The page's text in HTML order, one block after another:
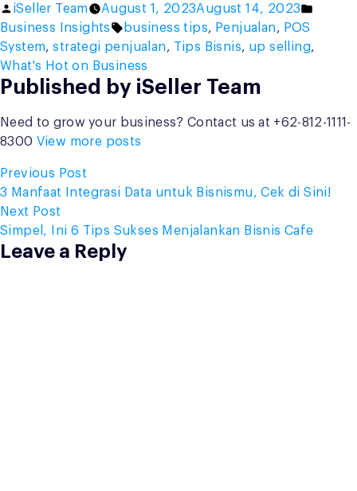
Posted
by
iSeller Team August 1, 2023August 14, 2023
Business Insights Tags:
business tips, Penjualan, POS
System,strategi penjualan, Tips Bisnis, up selling,
What's Hot on Business
Published by iSeller Team
Need to grow your business? Contact us at +62-812-1111-
8300 View more posts
Post
navigation
Previous Post
post:
3 Manfaat Integrasi Data untuk Bisnismu, Cek di Sini!
Next Post
post:
Simpel, Ini 6 Tips Sukses Menjalankan Bisnis Cafe
Leave a Reply